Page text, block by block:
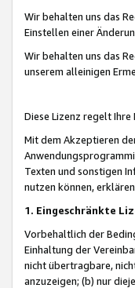
Wir behalten uns das
Einstellen einer
Wir behalten uns das
unserem alleinigen
Diese Lizenz regelt
Mit dem Akzeptieren
Texten und sonstigen
nutzen können,
1. Eingeschränkte
Vorbehaltlich der
Einhaltung der
nicht übertragbare,
anzuzeigen; (b) nur